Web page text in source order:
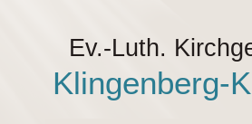
Ev.-Luth.
Klingenberg-